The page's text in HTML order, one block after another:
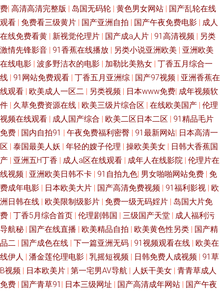
香 老司机福利社在线下载 亚洲婷日韩欧美 青青草大香蕉伊人av 国产92视频
91视频日韩经典 亚州九十一区 91激情网 91福利导航大香蕉 丝袜诱惑AV网
站 色色天堂 欧美专区手机在线 激情文学亚五月 91在线呦 91大神草莓视频在
线观看 丝袜妈妈舔穴穴 久草九九 不卡午夜东京热 91大神免费在线 91后入jk
色色狼美日 伊人老司 夜里操成人导航 久久日韩人妻丝袜一区 蜜桃视频在线
看 91福利视频导航栏 在线不卡的AV初 日韩成人无码久久精品 青青草原在线
肏网站在线 草逼网站 国产精品鲁鲁鲁视频 AV三级片无码 91视频综合1 91麻
豆人妻偷人精品 影音先锋中文字幕无码 手机av网址在线 91伦理聚合 亚洲欧
美日本国产 深夜福利视频 久久视频在线观看 精品女人久久 国产91在线视频
看看 久热服务AV 肏屄导航 91精品视频入口 天堂社区在线 欧美性淫网 少妇
费| 高清高清完整版 | 岛国无码轮 | 黄色男女网站 | 国产乱轮在线
观看 | 免费看三级黄片 | 国产亚洲自拍 | 国产午夜免费电影 | 成人
在线免费看黄 | 新视觉伦理片 | 国产成a人片 | 91高清视频 | 另类
激情先锋影音 | 91香蕉在线播放 | 另类小说亚洲欧美 | 亚洲欧美
在线电影 | 波多野洁衣的电影 | 加勒比美熟女 | 丁香五月综合一
线 | 91网站免费观看 | 丁香五月亚洲综 | 国产97视频 | 亚洲香蕉在
线观看 | 欧美成人一区二 | 另类视频 | 日本www免费| 成年视频软
件 | 久草免费资源在线 | 欧美三级片综合区 | 在线欧美国产 | 伦理
视频在线观看 | 成人国产综合 | 欧美二区日本二区 | 91精品毛片
免费 | 国内自拍91 | 午夜免费福利密臀 | 91最新网站| 日本高清一
区 | 泰国最美人妖 | 年轻的嫂子伦理 | 操欧美美女 | 日韩大香蕉国
产 | 亚洲五H丁香 | 成人a区在线观看 | 成年人在线影院 | 伦理片在
线视频 | 亚洲欧美日韩不卡 | 91自拍九色| 男女啪啪网站免费 | 免
费成年电影 | 日本欧美大片 | 国产高清免费视频 | 91福利影视 | 欧
洲日韩在线 | 欧美限制级影片 | 免费一级无码婬片 | 岛国大片免
费 | 丁香5月综合首页 | 伦理剧韩国 | 三级国产天堂 | 成人福利污
导航秘 | 国产在线直播 | 欧美精品自拍 | 欧美黄色性另类 | 国产精
品二 | 国产成色在线 | 下一篇亚洲无码 | 91视频观看在线 | 欧美在
线伊人 | 潘金莲伦理电影 | 乳摇短视频 | 日韩免费人成视频 | 91草
B视频 | 日本欧美片 | 第一宅男AV导航 | 人妖干美女 | 青青草成人
免费 | 国产青草91 | 日本三级网址 | 国产高清成年网站 | 国产午夜